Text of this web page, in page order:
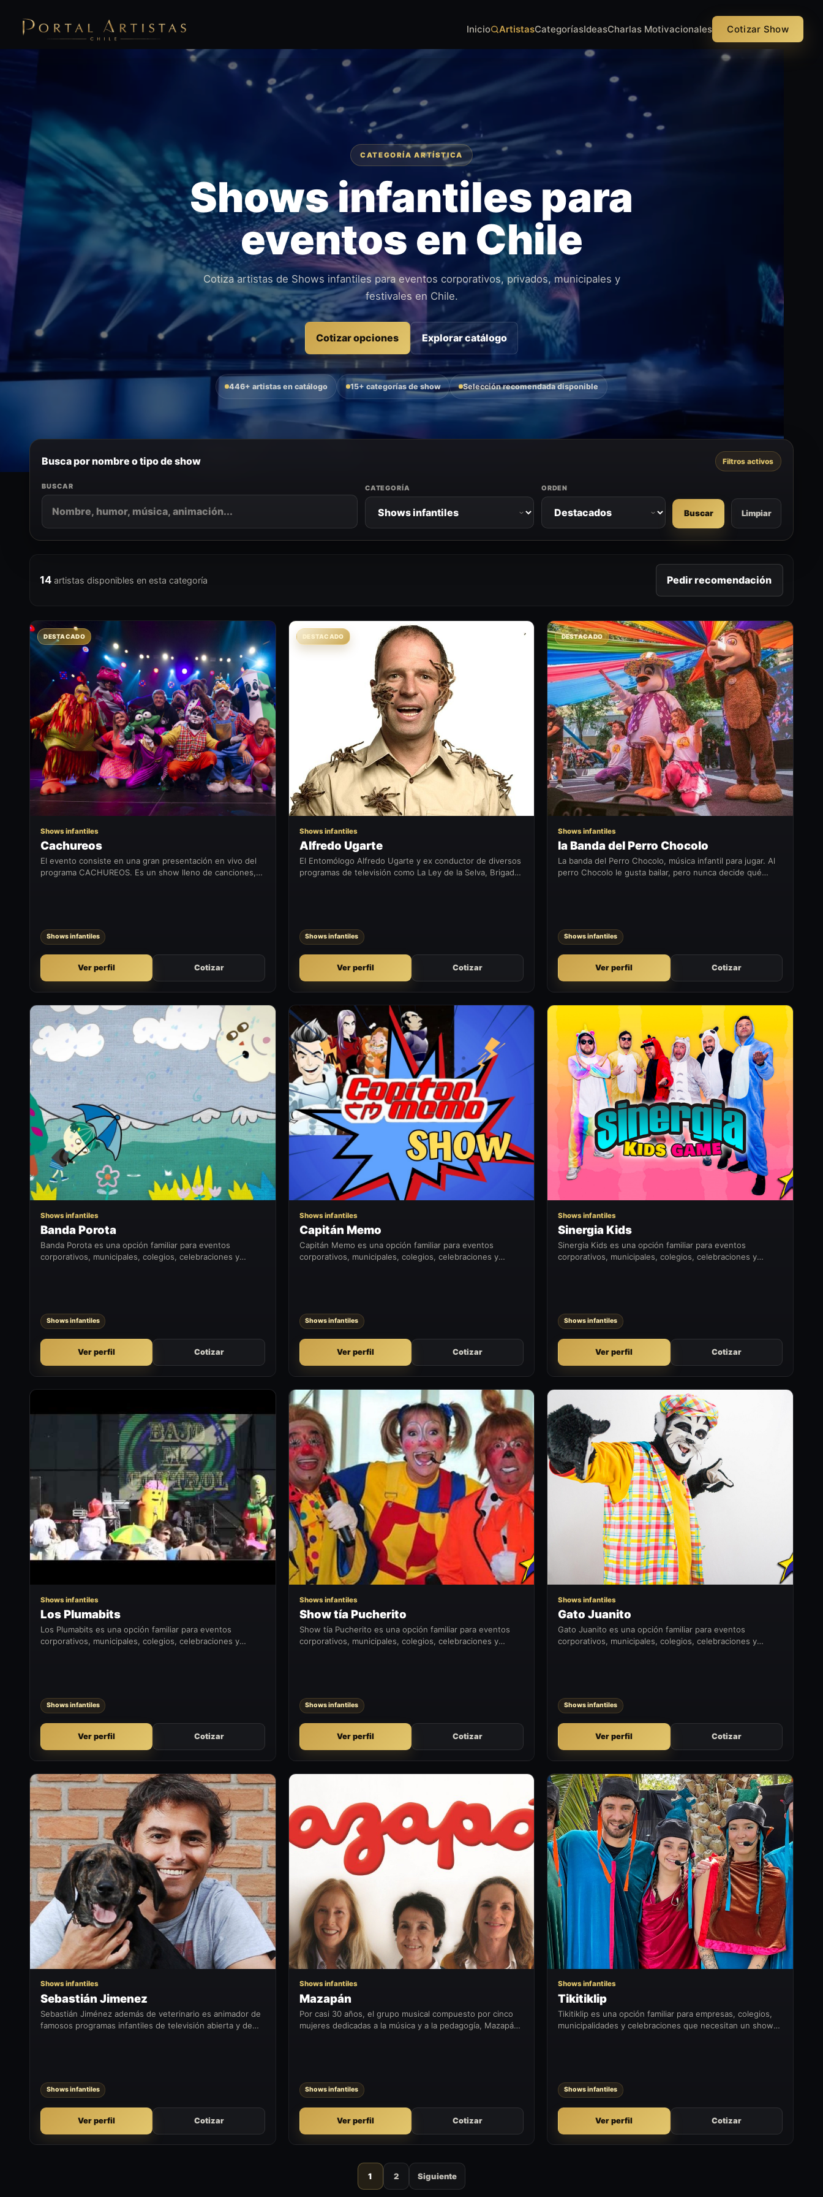
Inicio ArtistasCategoríasIdeasCharlas Motivacionales Cotizar Show
CATEGORÍA ARTÍSTICA
Shows infantiles para
eventos en Chile
Cotiza artistas de Shows infantiles para eventos corporativos, privados, municipales y
festivales en Chile.
Cotizar opciones Explorar catálogo
446+ artistas en catálogo 15+ categorías de show Selección recomendada disponible
Busca por nombre o tipo de show Filtros activos
BUSCAR CATEGORÍA ORDEN
Buscar Limpiar
14 artistas disponibles en esta categoría Pedir recomendación
C
DESTACADO
Shows infantiles
Cachureos
El evento consiste en una gran presentación en vivo del
programa CACHUREOS. Es un show lleno de canciones,
Shows infantiles
Ver perfil Cotizar
AU
DESTACADO
Shows infantiles
Alfredo Ugarte
El Entomólogo Alfredo Ugarte y ex conductor de diversos
programas de televisión como La Ley de la Selva, Brigada
Shows infantiles
Ver perfil Cotizar
LB
DESTACADO
Shows infantiles
la Banda del Perro Chocolo
La banda del Perro Chocolo, música infantil para jugar. Al
perro Chocolo le gusta bailar, pero nunca decide qué
Shows infantiles
Ver perfil Cotizar
BP
Shows infantiles
Banda Porota
Banda Porota es una opción familiar para eventos
corporativos, municipales, colegios, celebraciones y
Shows infantiles
Ver perfil Cotizar
CM
Shows infantiles
Capitán Memo
Capitán Memo es una opción familiar para eventos
corporativos, municipales, colegios, celebraciones y
Shows infantiles
Ver perfil Cotizar
SK
Shows infantiles
Sinergia Kids
Sinergia Kids es una opción familiar para eventos
corporativos, municipales, colegios, celebraciones y
Shows infantiles
Ver perfil Cotizar
LP
Shows infantiles
Los Plumabits
Los Plumabits es una opción familiar para eventos
corporativos, municipales, colegios, celebraciones y
Shows infantiles
Ver perfil Cotizar
ST
Shows infantiles
Show tía Pucherito
Show tía Pucherito es una opción familiar para eventos
corporativos, municipales, colegios, celebraciones y
Shows infantiles
Ver perfil Cotizar
GJ
Shows infantiles
Gato Juanito
Gato Juanito es una opción familiar para eventos
corporativos, municipales, colegios, celebraciones y
Shows infantiles
Ver perfil Cotizar
SJ
Shows infantiles
Sebastián Jimenez
Sebastián Jiménez además de veterinario es animador de
famosos programas infantiles de televisión abierta y de
Shows infantiles
Ver perfil Cotizar
Shows infantiles
Mazapán
Por casi 30 años, el grupo musical compuesto por cinco
mujeres dedicadas a la música y a la pedagogía, Mazapán,
Shows infantiles
Ver perfil Cotizar
T
Shows infantiles
Tikitiklip
Tikitiklip es una opción familiar para empresas, colegios,
municipalidades y celebraciones que necesitan un show
Shows infantiles
Ver perfil Cotizar
1 2 Siguiente